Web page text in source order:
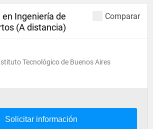
Comparar
Ingeniería de
(A distancia)
Tecnológico de Buenos Aires
Solicitar información